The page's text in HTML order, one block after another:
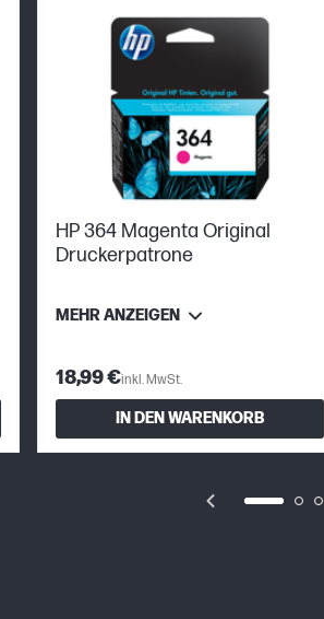
HP 364 Magenta Original
Druckerpatrone
MEHR ANZEIGEN
18,99 €inkl. MwSt.
IN DEN WARENKORB